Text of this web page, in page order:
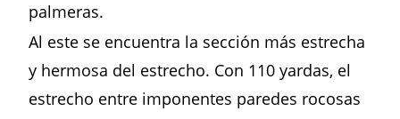
palmeras.
Al este se encuentra la sección más estrecha
y hermosa del estrecho. Con 110 yardas, el
estrecho entre imponentes paredes rocosas